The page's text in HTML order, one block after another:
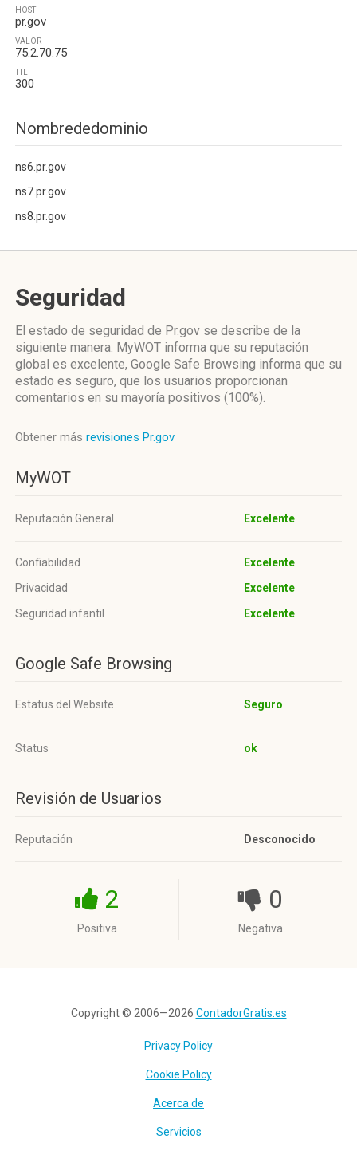
HOST
pr.gov
VALOR
75.2.70.75
TTL
300
Nombrededominio
ns6.pr.gov
ns7.pr.gov
ns8.pr.gov
Seguridad
El estado de seguridad de Pr.gov se describe de la
siguiente manera: MyWOT informa que su reputación
global es excelente, Google Safe Browsing informa que su
estado es seguro, que los usuarios proporcionan
comentarios en su mayoría positivos (100%).
Obtener más revisiones Pr.gov
MyWOT
Reputación General Excelente
Confiabilidad
Excelente
Privacidad
Excelente
Seguridad infantil
Excelente
Google Safe Browsing
Estatus del Website Seguro
Status ok
Revisión de Usuarios
Reputación Desconocido
2
Positiva
0
Negativa
Copyright © 2006—2026 ContadorGratis.es
Privacy Policy
Cookie Policy
Acerca de
Servicios